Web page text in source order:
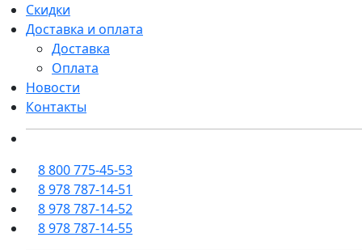
Скидки
Доставка и оплата
Доставка
Оплата
Новости
Контакты
8 800 775-45-53
8 978 787-14-51
8 978 787-14-52
8 978 787-14-55